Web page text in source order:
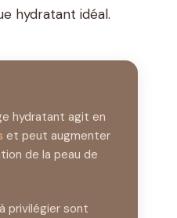
hydratant idéal.
hydratant agit en
et peut augmenter
de la peau de
privilégier sont